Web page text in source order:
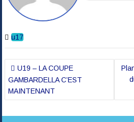
u17
Navigation
de
l’article
U19 – LA COUPE
GAMBARDELLA C’EST
MAINTENANT